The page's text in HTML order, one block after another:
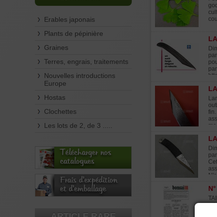
Erables japonais
Plants de pépinière
Graines
Terres, engrais, traitements
Nouvelles introductions
Europe
Hostas
Clochettes
Les lots de 2, de 3 .....
Télécharger nos
catalogues
Frais d'expédition
et d'emballage